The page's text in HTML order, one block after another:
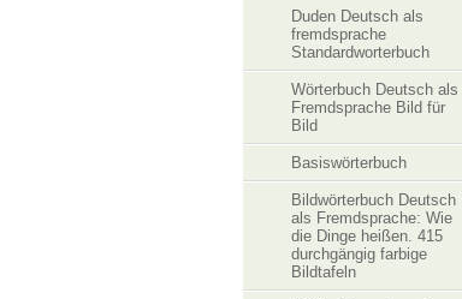
Duden Deutsch als
fremdsprache
Standardworterbuch
Wörterbuch Deutsch als
Fremdsprache Bild für
Bild
Basiswörterbuch
Bildwörterbuch Deutsch
als Fremdsprache: Wie
die Dinge heißen. 415
durchgängig farbige
Bildtafeln